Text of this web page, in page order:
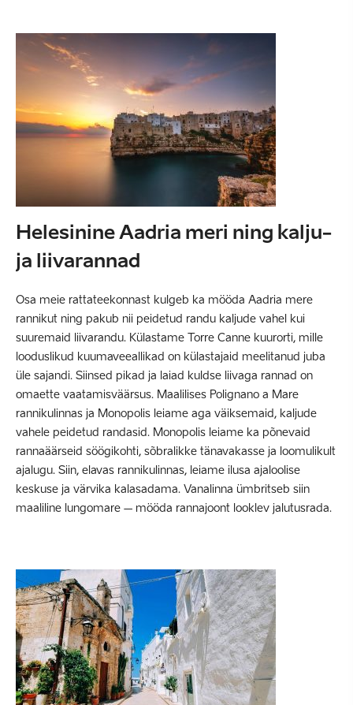
Helesinine Aadria meri ning kalju-
ja liivarannad
Osa meie rattateekonnast kulgeb ka mööda Aadria mere
rannikut ning pakub nii peidetud randu kaljude vahel kui
suuremaid liivarandu. Külastame Torre Canne kuurorti, mille
looduslikud kuumaveeallikad on külastajaid meelitanud juba
üle sajandi. Siinsed pikad ja laiad kuldse liivaga rannad on
omaette vaatamisväärsus. Maalilises Polignano a Mare
rannikulinnas ja Monopolis leiame aga väiksemaid, kaljude
vahele peidetud randasid. Monopolis leiame ka põnevaid
rannaäärseid söögikohti, sõbralikke tänavakasse ja loomulikult
ajalugu. Siin, elavas rannikulinnas, leiame ilusa ajaloolise
keskuse ja värvika kalasadama. Vanalinna ümbritseb siin
maaliline lungomare – mööda rannajoont looklev jalutusrada.